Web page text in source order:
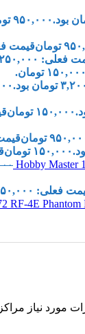
۹۵۰,۰۰۰
تومانقیمت فعلی:
۲۵۰,۰۰۰ تومان.
۱۵۰,۰۰۰ تومان
تومانقیمت
۱۵۰,۰۰۰ تومان
فعلی: ۹۵۰,۰۰۰ تومان.
مورد نیاز